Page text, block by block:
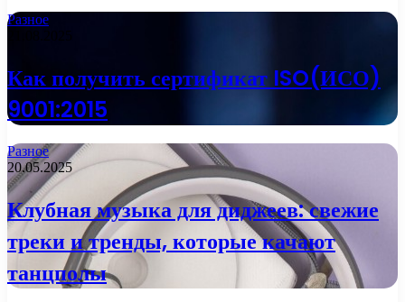
Разное
Как получить сертификат ISO(ИСО)
9001:2015
Разное
20.05.2025
Клубная музыка для диджеев: свежие
треки и тренды, которые качают
танцполы